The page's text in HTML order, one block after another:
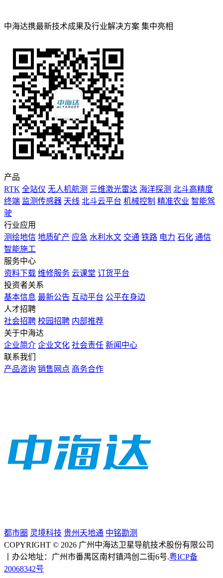
中海达携最新技术成果及行业解决方案 集中亮相
产品
RTK 全站仪 无人机航测 三维激光雷达 海洋探测 北斗高精度
终端 监测传感器 天线 北斗云平台 机械控制 精准农业 智能驾
驶
行业应用
测绘地信 地质矿产 应急 水利水文 交通 铁路 电力 石化 通信
智能施工
服务中心
资料下载 维修服务 云课堂 订货平台
投资者关系
基本信息 最新公告 互动平台 公平在身边
人才招聘
社会招聘 校园招聘 内部推荐
关于中海达
企业简介 企业文化 社会责任 新闻中心
联系我们
产品咨询 销售网点 商务合作
都市圈 灵境科技 贵州天地通 中铭勘测
COPYRIGHT © 2026 广州中海达卫星导航技术股份有限公司
丨办公地址：广州市番禺区南村镇鸿创二街6号.粤ICP备
20068342号